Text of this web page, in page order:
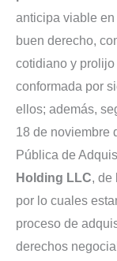
anticipa viable
buen derecho,
cotidiano y
conformada por
ellos; además,
18 de noviembre
Pública de
Holding LLC, de
por lo cuales
proceso de
derechos